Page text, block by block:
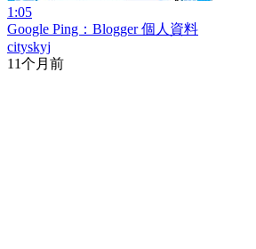
1:05
Google Ping：Blogger 個人資料
cityskyj
11个月前